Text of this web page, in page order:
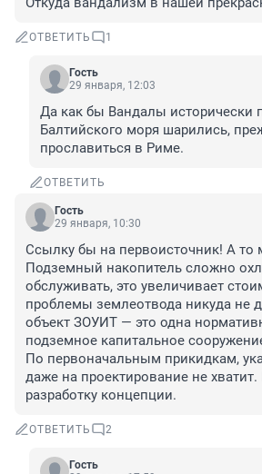
ОТВЕТИТЬ 1
Гость
29 января, 12:03
Да как бы Вандалы исторически
Балтийского моря шарились,
прославиться в Риме.
ОТВЕТИТЬ
Гость
29 января, 10:30
Ссылку бы на первоисточник! А то
Подземный накопитель сложно
обслуживать, это увеличивает
проблемы землеотвода никуда не
объект ЗОУИТ — это одна
подземное капитальное
По первоначальным прикидкам,
даже на проектирование не хватит.
разработку концепции.
ОТВЕТИТЬ 2
Гость